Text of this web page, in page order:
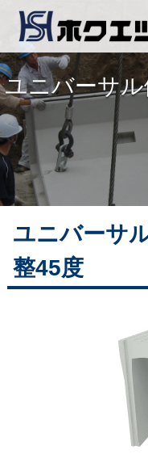
ユニバーサ
ユニバーサ
整45度